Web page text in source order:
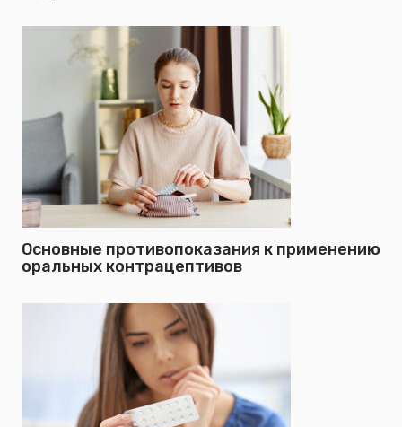
Основные противопоказания к применению
оральных контрацептивов